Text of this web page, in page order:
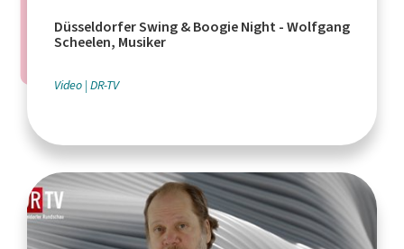
Düsseldorfer Swing & Boogie Night - Wolfgang
Scheelen, Musiker
Video DR-TV